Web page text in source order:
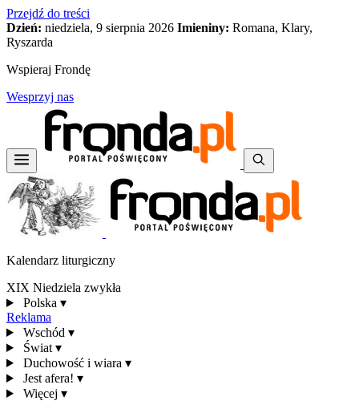
Przejdź do treści
Dzień: niedziela, 9 sierpnia 2026 Imieniny: Romana, Klary,
Ryszarda
Wspieraj Frondę
Wesprzyj nas
Kalendarz liturgiczny
XIX Niedziela zwykła
Polska ▾
Reklama
Wschód ▾
Świat ▾
Duchowość i wiara ▾
Jest afera! ▾
Więcej ▾